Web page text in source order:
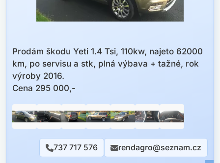
Prodám škodu Yeti 1.4 Tsi, 110kw, najeto 62000
km, po servisu a stk, plná výbava + tažné, rok
výroby 2016.
Cena 295 000,-
737 717 576 rendagro@seznam.cz